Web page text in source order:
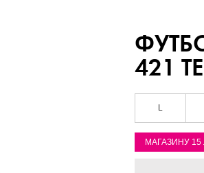
421
L
МАГАЗИНУ 15